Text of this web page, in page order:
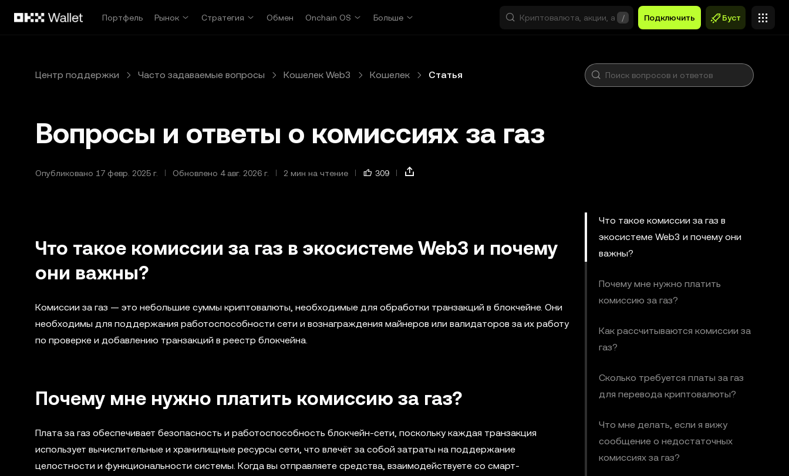
Портфель
Рынок Стратегия Обмен Onchain OS Больше / Подключить Буст
Центр поддержки Часто задаваемые вопросы Кошелек Web3 Кошелек Статья
Вопросы и ответы о комиссиях за газ
Опубликовано 17 февр. 2025 г. Обновлено 4 авг. 2026 г. 2 мин на чтение 309
Что такое комиссии за газ в экосистеме Web3 и почему
они важны?
Комиссии за газ — это небольшие суммы криптовалюты, необходимые для обработки транзакций в блокчейне. Они
необходимы для поддержания работоспособности сети и вознаграждения майнеров или валидаторов за их работу
по проверке и добавлению транзакций в реестр блокчейна.
Почему мне нужно платить комиссию за газ?
Плата за газ обеспечивает безопасность и работоспособность блокчейн-сети, поскольку каждая транзакция
использует вычислительные и хранилищные ресурсы сети, что влечёт за собой затраты на поддержание
целостности и функциональности системы. Когда вы отправляете средства, взаимодействуете со смарт-
Что такое комиссии за газ в
экосистеме Web3 и почему они
важны?
Почему мне нужно платить
комиссию за газ?
Как рассчитываются комиссии за
газ?
Сколько требуется платы за газ
для перевода криптовалюты?
Что мне делать, если я вижу
сообщение о недостаточных
комиссиях за газ?